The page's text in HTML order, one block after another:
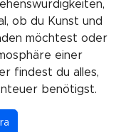
ob du Kunst und
möchtest oder
einer
findest du alles,
benötigst.